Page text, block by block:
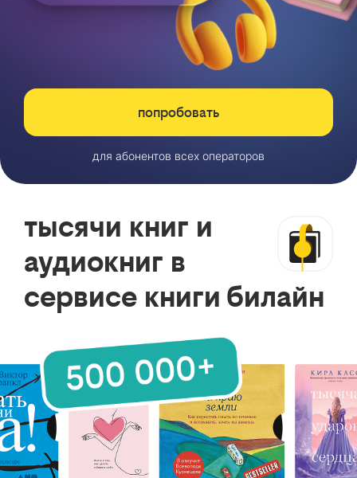
попробовать
для абонентов всех операторов
тысячи книг и
аудиокниг в
сервисе книги билайн